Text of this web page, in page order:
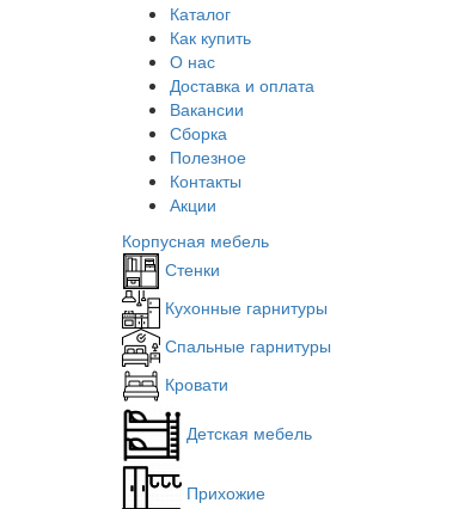
Каталог
Как купить
О нас
Доставка и оплата
Вакансии
Сборка
Полезное
Контакты
Акции
Корпусная мебель
Стенки
Кухонные гарнитуры
Спальные гарнитуры
Кровати
Детская мебель
Прихожие